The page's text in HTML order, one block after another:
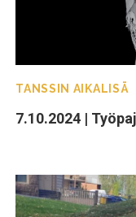
TANSSIN AIKALISÄ
7.10.2024 |